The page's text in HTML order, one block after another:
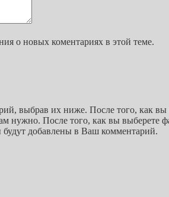
о новых коментариях в этой теме.
выбрав их ниже. После того, как вы
нужно. После того, как вы
будут добавлены в Ваш комментарий.